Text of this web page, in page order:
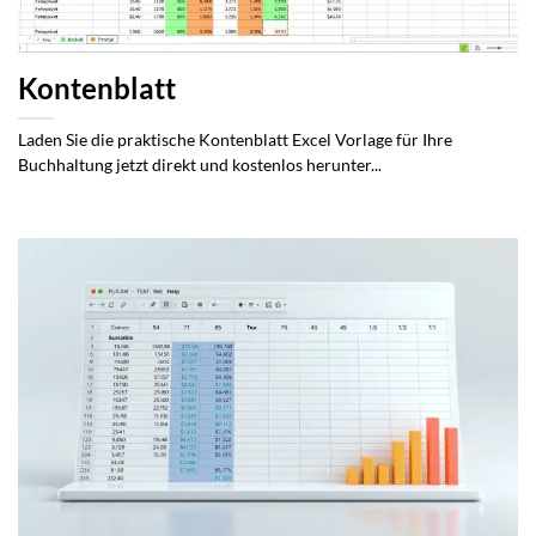
Kontenblatt
Laden Sie die praktische Kontenblatt Excel Vorlage für Ihre
Buchhaltung jetzt direkt und kostenlos herunter...